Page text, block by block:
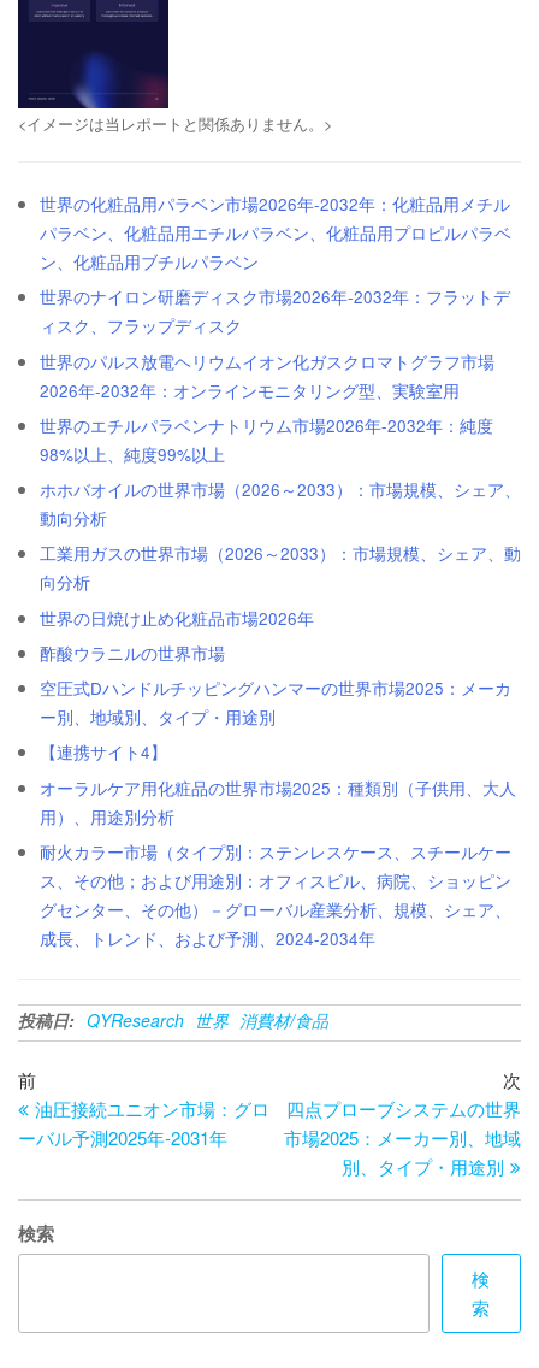
<イメージは当レポートと関係ありません。>
世界の化粧品用パラベン市場2026年-2032年：化粧品用メチル
パラベン、化粧品用エチルパラベン、化粧品用プロピルパラベ
ン、化粧品用ブチルパラベン
世界のナイロン研磨ディスク市場2026年-2032年：フラットデ
ィスク、フラップディスク
世界のパルス放電ヘリウムイオン化ガスクロマトグラフ市場
2026年-2032年：オンラインモニタリング型、実験室用
世界のエチルパラベンナトリウム市場2026年-2032年：純度
98%以上、純度99%以上
ホホバオイルの世界市場（2026～2033）：市場規模、シェア、
動向分析
工業用ガスの世界市場（2026～2033）：市場規模、シェア、動
向分析
世界の日焼け止め化粧品市場2026年
酢酸ウラニルの世界市場
空圧式Dハンドルチッピングハンマーの世界市場2025：メーカ
ー別、地域別、タイプ・用途別
【連携サイト4】
オーラルケア用化粧品の世界市場2025：種類別（子供用、大人
用）、用途別分析
耐火カラー市場（タイプ別：ステンレスケース、スチールケー
ス、その他；および用途別：オフィスビル、病院、ショッピン
グセンター、その他）－グローバル産業分析、規模、シェア、
成長、トレンド、および予測、2024-2034年
投稿日: QYResearch 世界 消費材/食品
投
稿
ビ
ゲ
シ
過
去
の
稿
前
油圧接続ユニオン市場：グロ
ーバル予測2025年-2031年
投
次
四点プローブシステムの世界
市場2025：メーカー別、地域
別、タイプ・用途別
検索
検
索